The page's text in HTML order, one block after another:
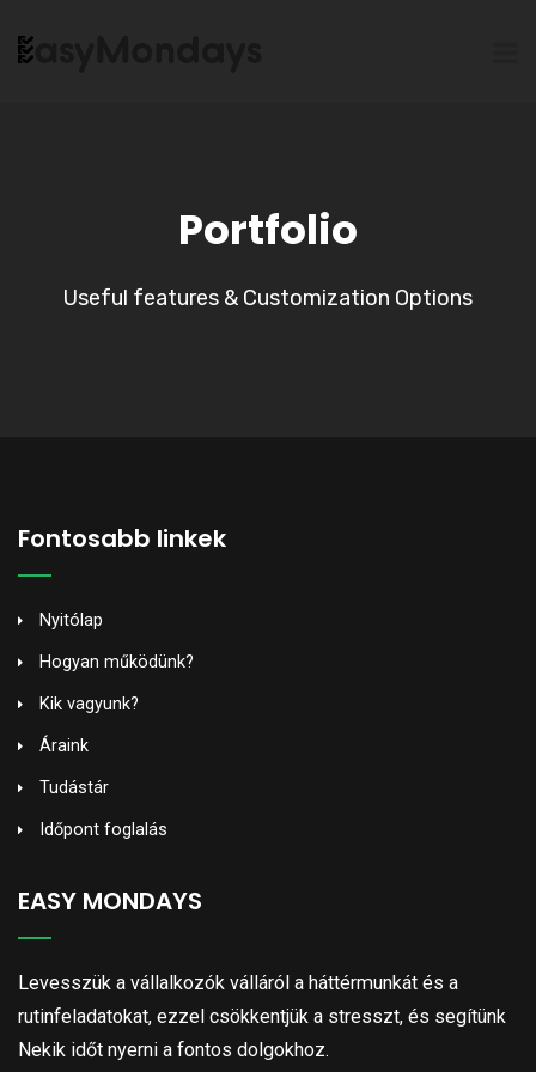
Portfolio
Useful features & Customization Options
Fontosabb linkek
Nyitólap
Hogyan működünk?
Kik vagyunk?
Áraink
Tudástár
Időpont foglalás
EASY MONDAYS
Levesszük a vállalkozók válláról a háttérmunkát és a
rutinfeladatokat, ezzel csökkentjük a stresszt, és segítünk
Nekik időt nyerni a fontos dolgokhoz.